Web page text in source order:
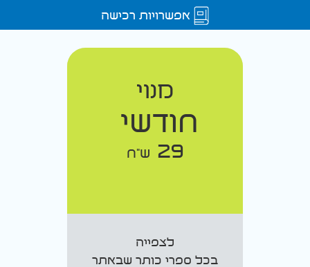
אפשרויות רכישה
מנוי
חודשי
29 ש"ח
לצפייה
בכל ספרי כותר שבאתר